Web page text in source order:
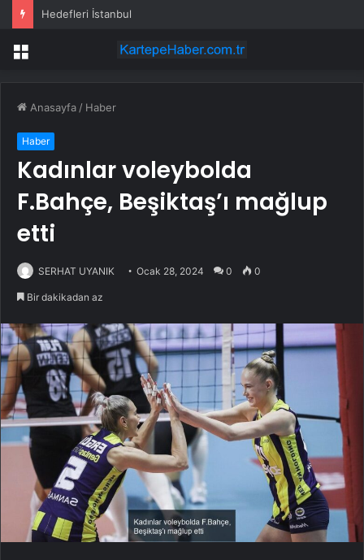
Hedefleri İstanbul
Menü
Anasayfa / Haber
Haber
Kadınlar voleybolda
F.Bahçe, Beşiktaş’ı mağlup
etti
SERHAT UYANIK Ocak 28, 2024 0 0
Bir dakikadan az